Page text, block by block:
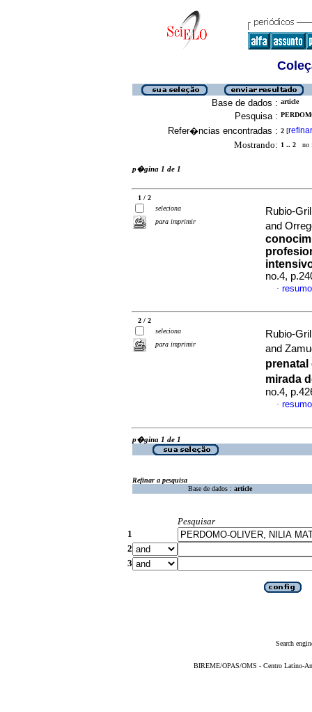
Base de dados : article
Pesquisa :
Refer�ncias encontradas : 2 [refinar
Mostrando: 1 .. 2 no
p�gina 1 de 1
1 / 2
seleciona
para imprimir
Rubio-
and
no.4,
·
2 / 2
seleciona
para imprimir
Rubio-
and
mirada
no.4,
·
p�gina 1 de 1
Refinar a pesquisa
Base de dados : article
Pesquisar
1
2
3
Search
BIREME/OPAS/OMS - Centro Latino-